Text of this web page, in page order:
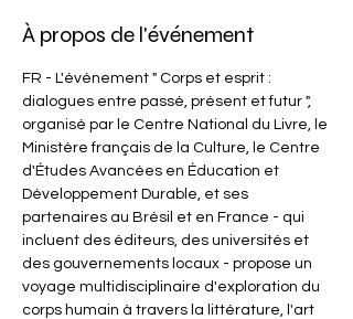
À propos de l'événement
FR - L'événement " Corps et esprit :
dialogues entre passé, présent et futur ",
organisé par le Centre National du Livre, le
Ministère français de la Culture, le Centre
d'Études Avancées en Éducation et
Développement Durable, et ses
partenaires au Brésil et en France - qui
incluent des éditeurs, des universités et
des gouvernements locaux - propose un
voyage multidisciplinaire d'exploration du
corps humain à travers la littérature, l'art